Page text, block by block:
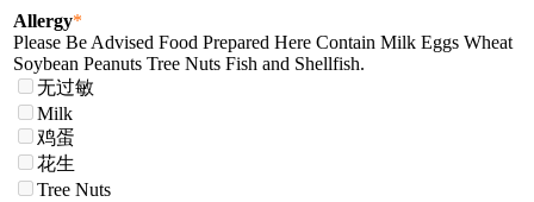
Allergy*
Please Be Advised Food Prepared Here Contain Milk Eggs Wheat
Soybean Peanuts Tree Nuts Fish and Shellfish.
无过敏
Milk
鸡蛋
花生
Tree Nuts